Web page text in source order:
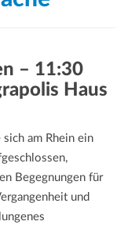
– 11:30
Haus
am Rhein ein
Begegnungen für
und